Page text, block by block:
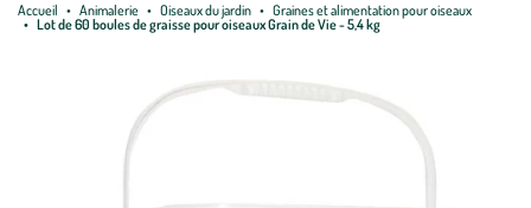
Accueil Animalerie Oiseaux du jardin
Graines et alimentation pour oiseaux
Lot de 60 boules de graisse pour oiseaux Grain de Vie - 5,4 kg